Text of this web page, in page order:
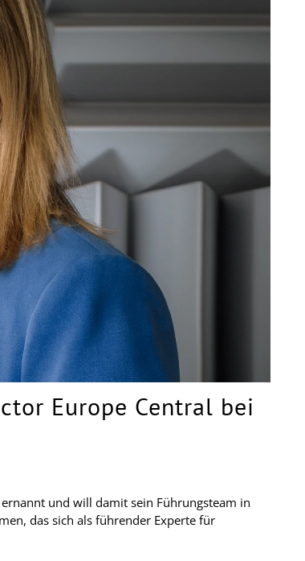
Europe Central bei
und will damit sein Führungsteam in
das sich als führender Experte für